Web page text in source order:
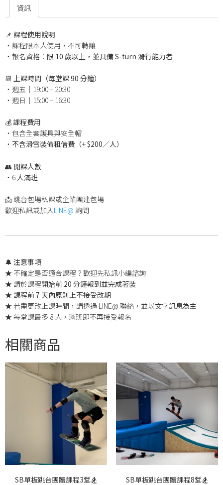
資訊
📌 課程使用說明
・課程限本人使用，不可轉讓
・報名資格： 限 10 歲以上，並具備 S-turn 滑行能力者
📆 上課時間（每堂課 90 分鐘）
・週五｜19:00 – 20:30
・週日｜15:00 – 16:30
💰 課程費用
・包含全套護具與安全帽
・ 不含滑雪裝備租借費（+ $200／人）
👥 開課人數
・6 人滿班
📩 跳台包場私課或企業團建包場
歡迎私訊或加入LINE@ 詢問
🔔 注意事項
★ 不確定是否適合課程？歡迎先私訊小編諮詢
★ 請於課程開始前 20 分鐘報到並完成著裝
★ 課程前 7 天內原則上不接受改期
★ 若需更改上課時間，請透過 LINE@ 聯絡，並以文字訊息為主
★ 每堂課最多 8 人，滿班即不再接受報名
相關商品
SB單板跳台團體課程3堂🏂 SB單板跳台團體課程8堂🏂